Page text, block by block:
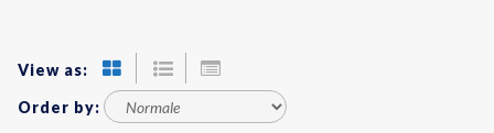
View as:
Order by: